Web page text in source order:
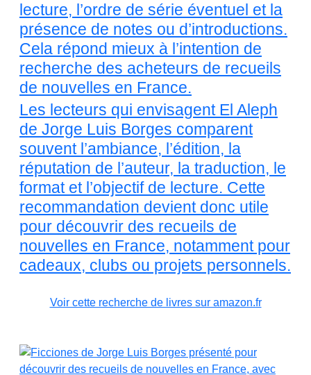
lecture, l’ordre de série éventuel et la
présence de notes ou d’introductions.
Cela répond mieux à l’intention de
recherche des acheteurs de recueils
de nouvelles en France.
Les lecteurs qui envisagent El Aleph
de Jorge Luis Borges comparent
souvent l’ambiance, l’édition, la
réputation de l’auteur, la traduction, le
format et l’objectif de lecture. Cette
recommandation devient donc utile
pour découvrir des recueils de
nouvelles en France, notamment pour
cadeaux, clubs ou projets personnels.
Voir cette recherche de livres sur amazon.fr